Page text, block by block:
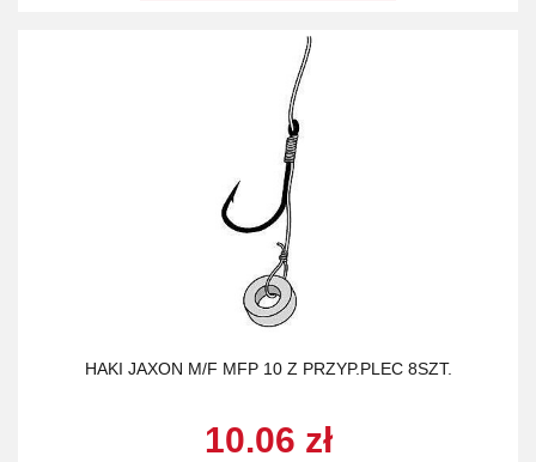
HAKI JAXON M/F MFP 10 Z PRZYP.PLEC 8SZT.
10.06 zł